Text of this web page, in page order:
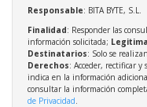
Responsable: BITA BYTE, S.L.
Finalidad: Responder las
información solicitada;
Destinatarios: Solo se
Derechos: Acceder, rectificar y
indica en la información
consultar la información
de Privacidad.